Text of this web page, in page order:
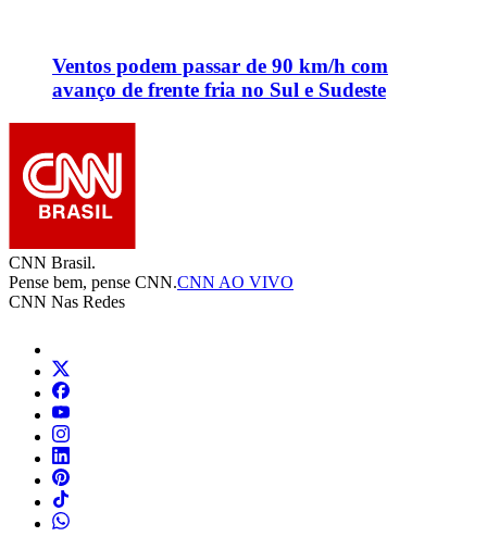
Ventos podem passar de 90 km/h com
avanço de frente fria no Sul e Sudeste
CNN Brasil.
Pense bem, pense CNN.CNN AO VIVO
CNN Nas Redes